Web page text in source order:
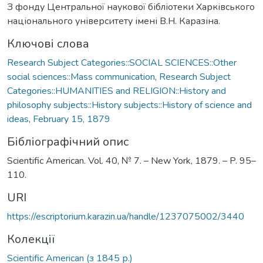
З фонду Центральної наукової бібліотеки Харківського
національного університету імені В.Н. Каразіна.
Ключові слова
Research Subject Categories::SOCIAL SCIENCES::Other
social sciences::Mass communication, Research Subject
Categories::HUMANITIES and RELIGION::History and
philosophy subjects::History subjects::History of science and
ideas, February 15, 1879
Бібліографічний опис
Scientific American. Vol. 40, № 7. – New York, 1879. – P. 95–
110.
URI
https://escriptorium.karazin.ua/handle/1237075002/3440
Колекції
Scientific American (з 1845 р.)